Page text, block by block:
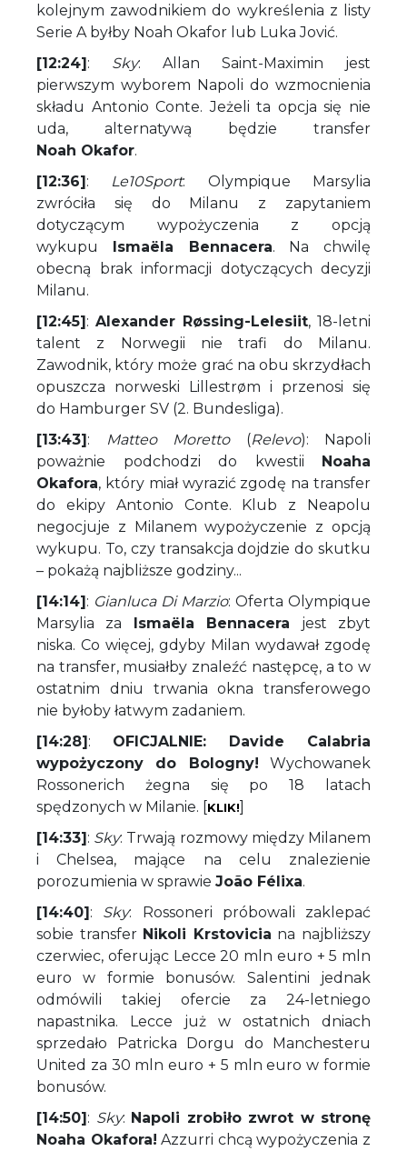
kolejnym zawodnikiem do wykreślenia z listy
Serie A byłby Noah Okafor lub Luka Jović.
[12:24]: Sky: Allan Saint-Maximin jest
pierwszym wyborem Napoli do wzmocnienia
składu Antonio Conte. Jeżeli ta opcja się nie
uda, alternatywą będzie transfer
Noah Okafor.
[12:36]: Le10Sport: Olympique Marsylia
zwróciła się do Milanu z zapytaniem
dotyczącym wypożyczenia z opcją
wykupu Ismaëla Bennacera. Na chwilę
obecną brak informacji dotyczących decyzji
Milanu.
[12:45]: Alexander Røssing-Lelesiit, 18-letni
talent z Norwegii nie trafi do Milanu.
Zawodnik, który może grać na obu skrzydłach
opuszcza norweski Lillestrøm i przenosi się
do Hamburger SV (2. Bundesliga).
[13:43]: Matteo Moretto(Relevo): Napoli
poważnie podchodzi do kwestii Noaha
Okafora, który miał wyrazić zgodę na transfer
do ekipy Antonio Conte. Klub z Neapolu
negocjuje z Milanem wypożyczenie z opcją
wykupu. To, czy transakcja dojdzie do skutku
– pokażą najbliższe godziny...
[14:14]: Gianluca Di Marzio: Oferta Olympique
Marsylia za Ismaëla Bennacera jest zbyt
niska. Co więcej, gdyby Milan wydawał zgodę
na transfer, musiałby znaleźć następcę, a to w
ostatnim dniu trwania okna transferowego
nie byłoby łatwym zadaniem.
[14:28]: OFICJALNIE: Davide Calabria
wypożyczony do Bologny! Wychowanek
Rossonerich żegna się po 18 latach
spędzonych w Milanie. [KLIK!]
[14:33]: Sky: Trwają rozmowy między Milanem
i Chelsea, mające na celu znalezienie
porozumienia w sprawie João Félixa.
[14:40]: Sky: Rossoneri próbowali zaklepać
sobie transfer Nikoli Krstovicia na najbliższy
czerwiec, oferując Lecce 20 mln euro + 5 mln
euro w formie bonusów. Salentini jednak
odmówili takiej ofercie za 24-letniego
napastnika. Lecce już w ostatnich dniach
sprzedało Patricka Dorgu do Manchesteru
United za 30 mln euro + 5 mln euro w formie
bonusów.
[14:50]: Sky: Napoli zrobiło zwrot w stronę
Noaha Okafora! Azzurri chcą wypożyczenia z